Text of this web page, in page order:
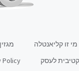
מי זו קליאנטלה
לעסק
Policy